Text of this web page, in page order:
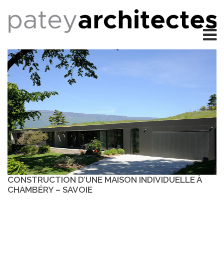
CONSTRUCTION D’UNE MAISON INDIVIDUELLE À
CHAMBÉRY – SAVOIE